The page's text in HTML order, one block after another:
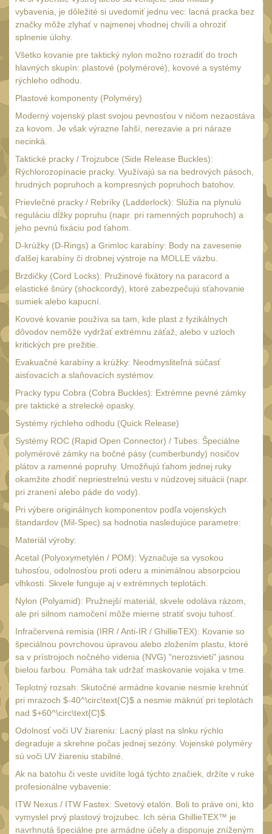
baterie 2
Svítilny pro 18650
baterie 5
Svítilny pro
CR123A/16340 Li-Ion
baterie
Kapesní svítilny
Svietidlá s magnetom
Potápačské svietidlá 2
Laserové značkovače
Nabíjačky 17
Adaptér pro nabíječku
Akumulátory a baterie7
186501
14500 / AA / AAA
16340 a CR123 1
Držiaky a
príslušenstvo
Náhradné diely7
OBLEČENIE (297)
Nosiče plátů a vesty18
Prilby
Opasky 24
Chrániče10
Nášivky 104
Čepice, kukly, šátky 50
Šiltovky
Chrániče sluchu7
Ostatní
DOPLŇKY(398)
Ramenní popruhy a
vycpávky10
Karabiny a přezky
Kroužky, šňůrky,
koncovky 25
Samonavíjecí držáky
Zámky
Nepromokavý potahy a
vybavenia, je dôležité si uvedomiť jednu vec: lacná pracka bez
značky môže zlyhať v najmenej vhodnej chvíli a ohroziť
splnenie úlohy.
Všetko kovanie pre taktický nylon možno rozradiť do troch
hlavných skupín: plastové (polymérové), kovové a systémy
rýchleho odhodu.
Plastové komponenty (Polyméry)
Moderný vojenský plast svojou pevnosťou v ničom nezaostáva
za kovom. Je však výrazne ľahší, nerezavie a pri náraze
necinká.
Taktické pracky / Trojzubce (Side Release Buckles):
Rýchlorozopínacie pracky. Využívajú sa na bedrových pásoch,
hrudných popruhoch a kompresných popruhoch batohov.
Prievlečné pracky / Rebríky (Ladderlock): Slúžia na plynulú
reguláciu dĺžky popruhu (napr. pri ramenných popruhoch) a
jeho pevnú fixáciu pod ťahom.
D-krúžky (D-Rings) a Grimloc karabíny: Body na zavesenie
ďalšej karabíny či drobnej výstroje na MOLLE väzbu.
Brzdičky (Cord Locks): Pružinové fixátory na paracord a
elastické šnúry (shockcordy), ktoré zabezpečujú sťahovanie
sumiek alebo kapucní.
Kovové kovanie používa sa tam, kde plast z fyzikálnych
dôvodov nemôže vydržať extrémnu záťaž, alebo v uzloch
kritických pre prežitie.
Evakuačné karabíny a krúžky: Neodmysliteľná súčasť
aisťovacích a slaňovacích systémov.
Pracky typu Cobra (Cobra Buckles): Extrémne pevné zámky
pre taktické a strelecké opasky.
Systémy rýchleho odhodu (Quick Release)
Systémy ROC (Rapid Open Connector) / Tubes: Špeciálne
polymérové zámky na bočné pásy (cumberbundy) nosičov
plátov a ramenné popruhy. Umožňujú ťahom jednej ruky
okamžite zhodiť nepriestrelnú vestu v núdzovej situácii (napr.
pri zranení alebo páde do vody).
Pri výbere originálnych komponentov podľa vojenských
štandardov (Mil-Spec) sa hodnotia nasledujúce parametre:
Materiál výroby:
Acetal (Polyoxymetylén / POM): Vyznačuje sa vysokou
tuhosťou, odolnosťou proti oderu a minimálnou absorpciou
vlhkosti. Skvele funguje aj v extrémnych teplotách.
Nylon (Polyamid): Pružnejší materiál, skvele odoláva rázom,
ale pri silnom namočení môže mierne stratiť svoju tuhosť.
Infračervená remisia (IRR / Anti-IR / GhillieTEX): Kovanie so
špeciálnou povrchovou úpravou alebo zložením plastu, ktoré
sa v prístrojoch nočného videnia (NVG) "nerozsvieti" jasnou
bielou farbou. Pomáha tak udržať maskovanie vojaka v tme.
Teplotný rozsah: Skutočné armádne kovanie nesmie krehnúť
pri mrazoch $-40^\circ\text{C}$ a nesmie mäknúť pri teplotách
nad $+60^\circ\text{C}$.
Odolnosť voči UV žiareniu: Lacný plast na slnku rýchlo
degraduje a skrehne počas jednej sezóny. Vojenské polyméry
sú voči UV žiareniu stabilné.
Ak na batohu či veste uvidíte logá týchto značiek, držíte v ruke
profesionálne vybavenie:
ITW Nexus / ITW Fastex: Svetový etalón. Boli to práve oni, kto
vymyslel prvý plastový trojzubec. Ich séria GhillieTEX™ je
navrhnutá špeciálne pre armádne účely a disponuje zníženým